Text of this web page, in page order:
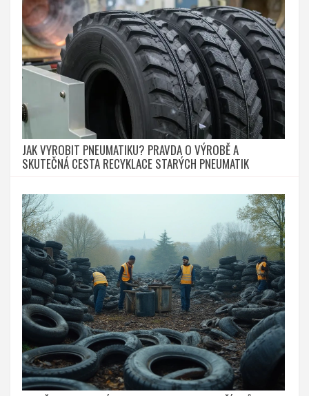
JAK VYROBIT PNEUMATIKU? PRAVDA O VÝROBĚ A
SKUTEČNÁ CESTA RECYKLACE STARÝCH PNEUMATIK